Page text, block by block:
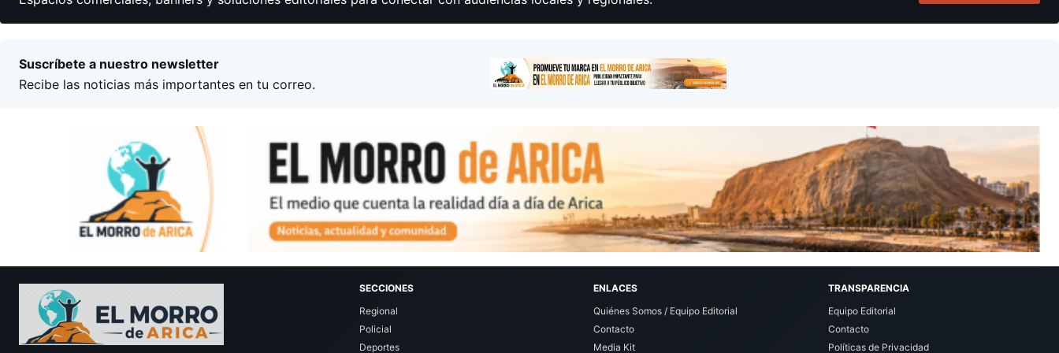
Suscríbete a nuestro newsletter
Recibe las noticias más importantes en tu correo.
SECCIONES
Regional
Policial
Deportes
ENLACES
Quiénes Somos / Equipo Editorial
Contacto
Media Kit
TRANSPARENCIA
Equipo Editorial
Contacto
Políticas de Privacidad